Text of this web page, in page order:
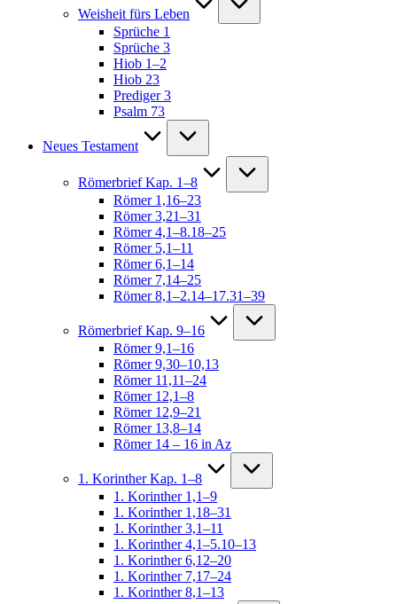
Weisheit fürs Leben
Sprüche 1
Sprüche 3
Hiob 1–2
Hiob 23
Prediger 3
Psalm 73
Neues Testament
Römerbrief Kap. 1–8
Römer 1,16–23
Römer 3,21–31
Römer 4,1–8.18–25
Römer 5,1–11
Römer 6,1–14
Römer 7,14–25
Römer 8,1–2.14–17.31–39
Römerbrief Kap. 9–16
Römer 9,1–16
Römer 9,30–10,13
Römer 11,11–24
Römer 12,1–8
Römer 12,9–21
Römer 13,8–14
Römer 14 – 16 in Az
1. Korinther Kap. 1–8
1. Korinther 1,1–9
1. Korinther 1,18–31
1. Korinther 3,1–11
1. Korinther 4,1–5.10–13
1. Korinther 6,12–20
1. Korinther 7,17–24
1. Korinther 8,1–13